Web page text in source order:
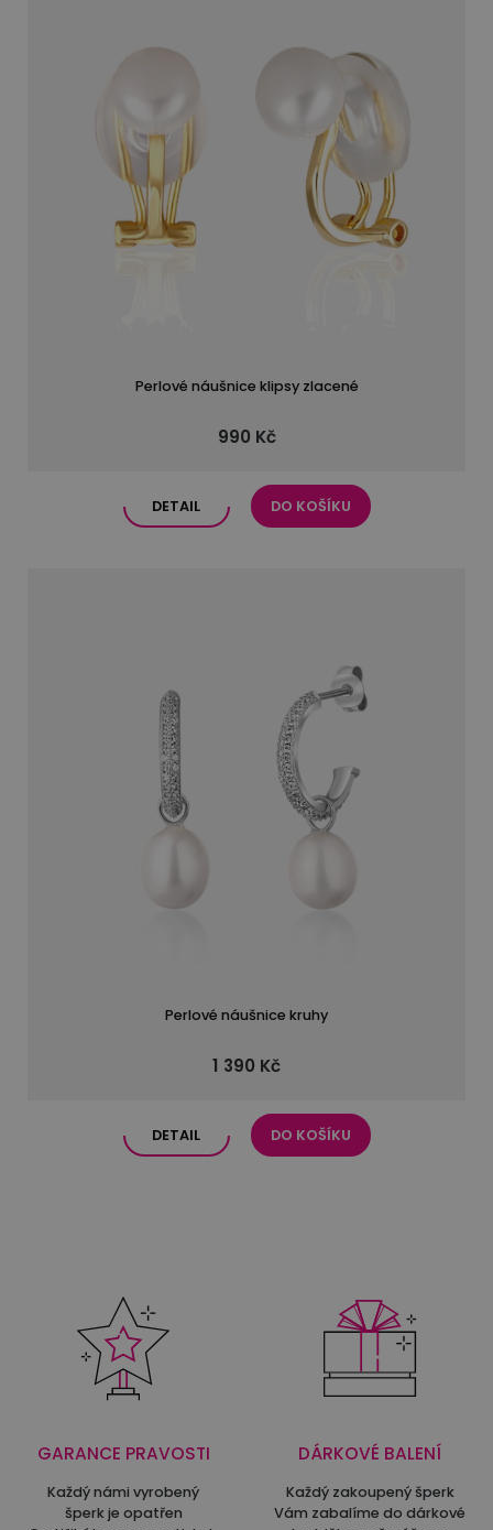
Perlové náušnice klipsy zlacené
990 Kč
DETAIL DO KOŠÍKU
Perlové náušnice kruhy
1 390 Kč
DETAIL DO KOŠÍKU
GARANCE PRAVOSTI
Každý námi vyrobený
šperk je opatřen
DÁRKOVÉ BALENÍ
Každý zakoupený šperk
Vám zabalíme do dárkové